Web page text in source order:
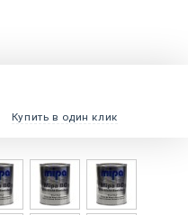
Купить в один клик